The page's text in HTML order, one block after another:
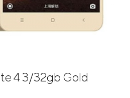
4 3/32gb Gold